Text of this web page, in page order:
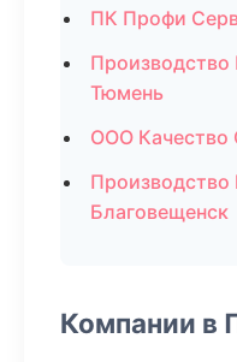
ПК Профи
Тюмень
ООО
Благовещенск
Компании в